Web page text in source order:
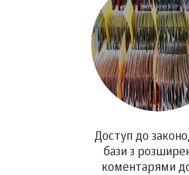
Доступ до
бази з
коментарями до